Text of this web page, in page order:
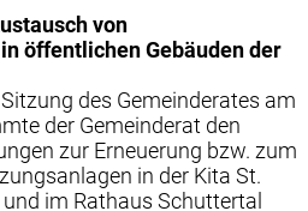
von
öffentlichen Gebäuden der
des Gemeinderates am
der Gemeinderat den
zur Erneuerung bzw. zum
in der Kita St.
im Rathaus Schuttertal